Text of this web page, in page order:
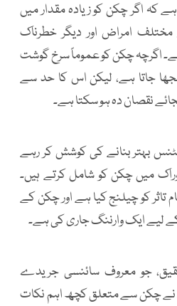
کہ اگر چکن کو زیادہ مقدار میں
امراض اور دیگر خطرناک
اگرچہ چکن کو عموماً سرخ گوشت
جاتا ہے، لیکن اس کا حد سے
نقصان دہ ہو سکتا ہے۔
فٹنس بہتر بنانے کی کوشش کر رہے
میں چکن کو شامل کرتے ہیں۔
تاثر کو چیلنج کیا ہے اور چکن کے
لیے ایک وارننگ جاری کی ہے۔
جو معروف سائنسی جریدے
نے چکن سے متعلق کچھ اہم نکات